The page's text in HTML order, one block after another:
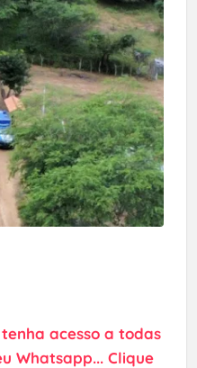
tenha acesso a todas
Whatsapp... Clique